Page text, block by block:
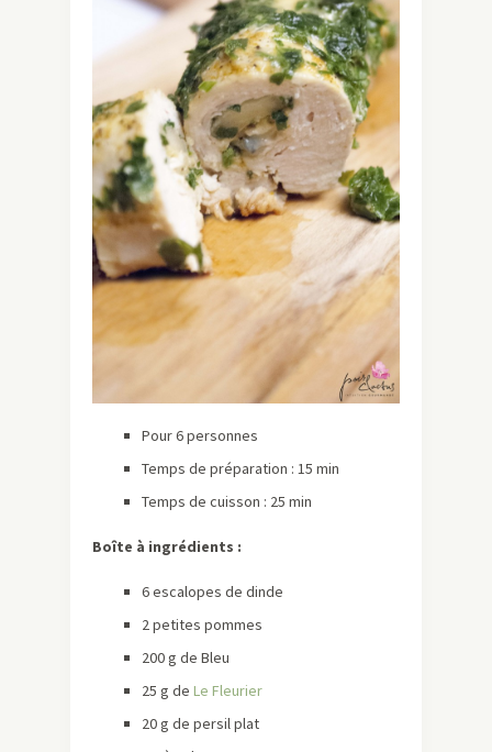
Pour 6 personnes
Temps de préparation : 15 min
Temps de cuisson : 25 min
Boîte à ingrédients :
6 escalopes de dinde
2 petites pommes
200 g de Bleu
25 g de Le Fleurier
20 g de persil plat